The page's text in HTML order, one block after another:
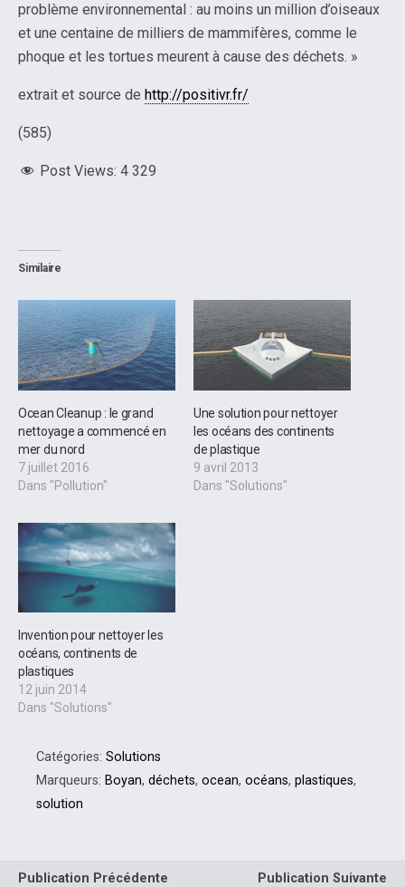
problème environnemental : au moins un million d’oiseaux
et une centaine de milliers de mammifères, comme le
phoque et les tortues meurent à cause des déchets. »
extrait et source de http://positivr.fr/
(585)
Post Views: 4 329
Similaire
Ocean Cleanup : le grand
nettoyage a commencé en
mer du nord
7 juillet 2016
Dans "Pollution"
Une solution pour nettoyer
les océans des continents
de plastique
9 avril 2013
Dans "Solutions"
Invention pour nettoyer les
océans, continents de
plastiques
12 juin 2014
Dans "Solutions"
Catégories: Solutions
Marqueurs: Boyan, déchets, ocean, océans, plastiques,
solution
Publication Précédente Publication Suivante